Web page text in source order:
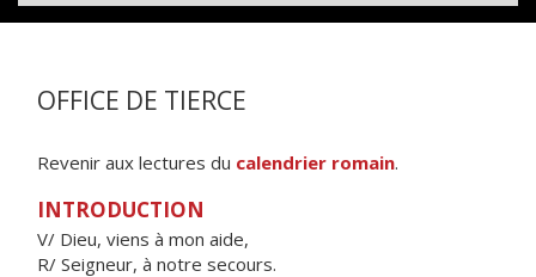
OFFICE DE TIERCE
Revenir aux lectures du calendrier romain.
INTRODUCTION
V/ Dieu, viens à mon aide,
R/ Seigneur, à notre secours.